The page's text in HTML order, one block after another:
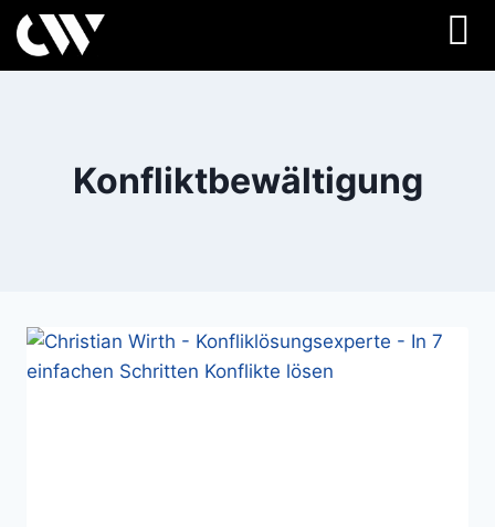
Konfliktbewältigung